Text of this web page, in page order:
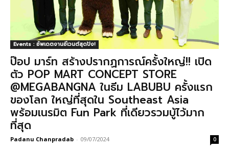
Events : อัพเดตงานอีเวนต์สุดปัง!
ป๊อป มาร์ท สร้างปรากฏการณ์ครั้งใหญ่!! เปิด
ตัว POP MART CONCEPT STORE
@MEGABANGNA ในธีม LABUBU ครั้งแรก
ของโลก ใหญ่ที่สุดใน Southeast Asia
พร้อมเนรมิต Fun Park ที่เดียวรวมบู้ไว้มาก
ที่สุด
Padanu Chanpradab - 09/07/2024 0